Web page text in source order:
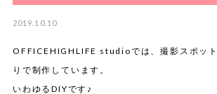
2019.10.10
OFFICEHIGHLIFE studioでは、撮影スポッ
りで制作しています。
いわゆるDIYです♪